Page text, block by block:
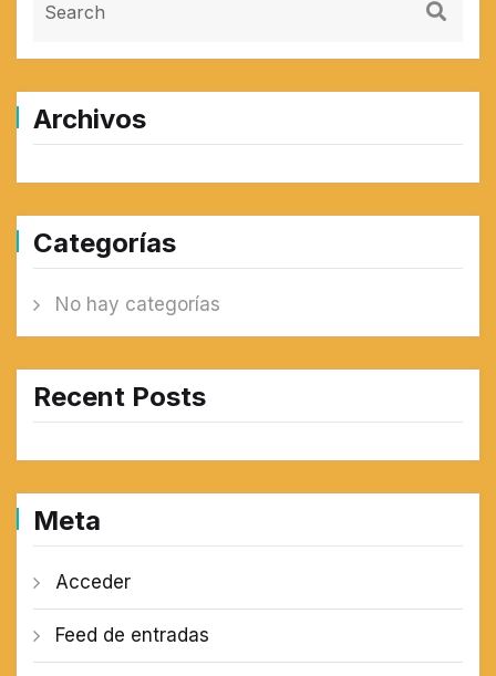
Archivos
Categorías
No hay categorías
Recent Posts
Meta
Acceder
Feed de entradas